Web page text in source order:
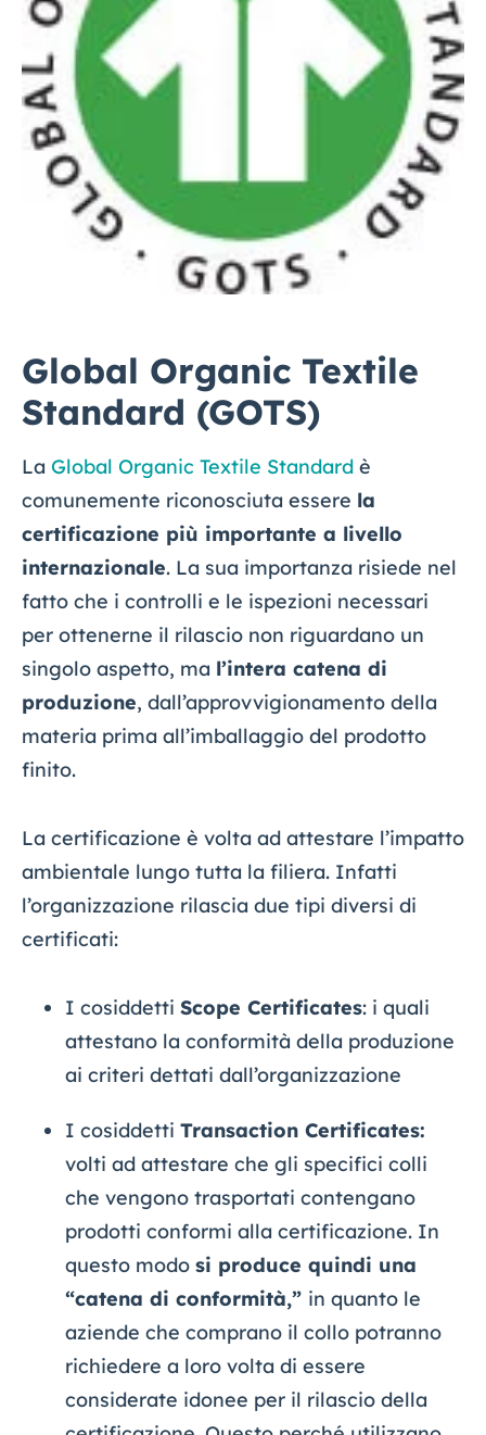
Global Organic Textile
Standard (GOTS)
La Global Organic Textile Standard è
comunemente riconosciuta essere la
certificazione più importante a livello
internazionale. La sua importanza risiede nel
fatto che i controlli e le ispezioni necessari
per ottenerne il rilascio non riguardano un
singolo aspetto, ma l’intera catena di
produzione, dall’approvvigionamento della
materia prima all’imballaggio del prodotto
finito.
La certificazione è volta ad attestare l’impatto
ambientale lungo tutta la filiera. Infatti
l’organizzazione rilascia due tipi diversi di
certificati:
I cosiddetti Scope Certificates: i quali
attestano la conformità della produzione
ai criteri dettati dall’organizzazione
I cosiddetti Transaction Certificates:
volti ad attestare che gli specifici colli
che vengono trasportati contengano
prodotti conformi alla certificazione. In
questo modo si produce quindi una
“catena di conformità,” in quanto le
aziende che comprano il collo potranno
richiedere a loro volta di essere
considerate idonee per il rilascio della